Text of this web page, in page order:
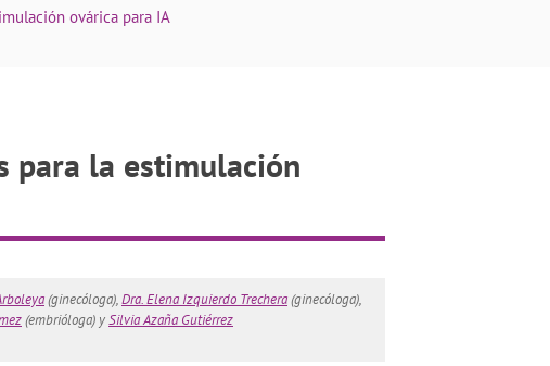
ovárica para IA
para la estimulación
(ginecóloga),Dra. Elena Izquierdo Trechera(ginecóloga),
(embrióloga) ySilvia Azaña Gutiérrez